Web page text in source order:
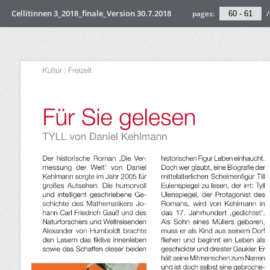
Cellitinnen 3_2018_finale_Version 30.7.2018 pages: /